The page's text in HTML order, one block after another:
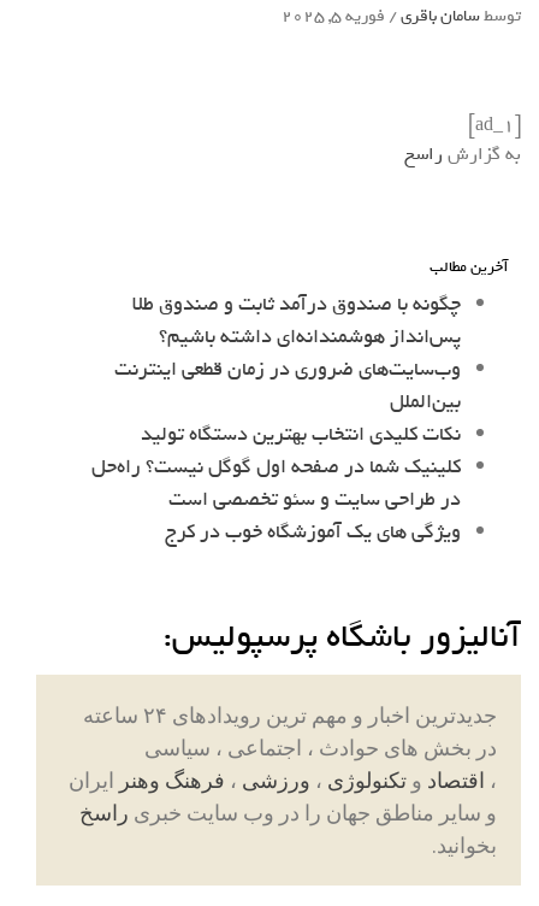
توسطسامان باقری/ فوریه 5, 2025
[ad_1]
به گزارش راسخ
آخرین مطالب
چگونه با صندوق درآمد ثابت و صندوق طلا
پس‌انداز هوشمندانه‌ای داشته باشیم؟
وب‌سایت‌های ضروری در زمان قطعی اینترنت
بین‌الملل
نکات کلیدی انتخاب بهترین دستگاه تولید
کلینیک شما در صفحه اول گوگل نیست؟ راه‌حل
در طراحی سایت و سئو تخصصی است
ویژگی های یک آموزشگاه خوب در کرج
آنالیزور باشگاه پرسپولیس:
جدیدترین اخبار و مهم ترین رویدادهای ۲۴ ساعته
در بخش های حوادث ، اجتماعی ، سیاسی
، اقتصاد و تکنولوژی ، ورزشی ، فرهنگ وهنر ایران
و سایر مناطق جهان را در وب سایت خبری راسخ
بخوانید.